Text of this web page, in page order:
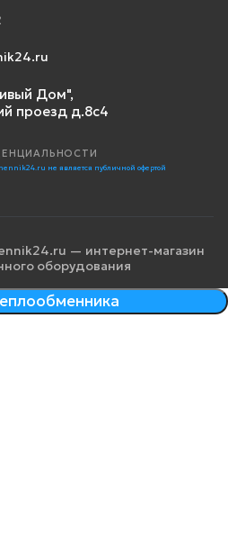
Дом",
проезд д.8с4
не является публичной офертой
— интернет-магазин
оборудования